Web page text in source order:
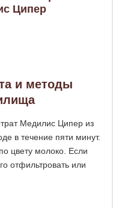
Ципер
и методы
Медилис Ципер из
в течение пяти минут.
цвету молоко. Если
отфильтровать или